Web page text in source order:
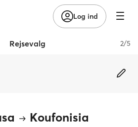
Log ind
Rejsevalg 2/5
Koufonisia